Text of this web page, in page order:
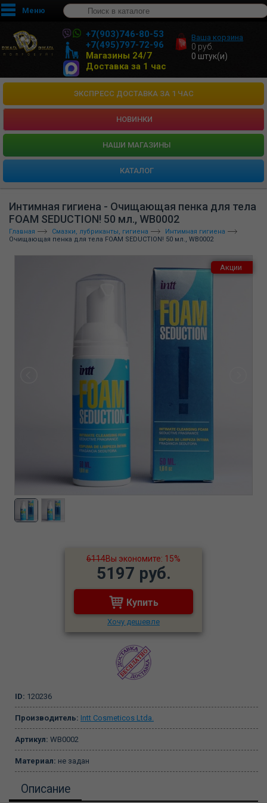
Меню
+7(903)746-80-53
+7(495)797-72-96
Магазины 24/7
Доставка за 1 час
Ваша корзина
0 руб.
0 штук(и)
ЭКСПРЕСС ДОСТАВКА ЗА 1 ЧАС
НОВИНКИ
HАШИ МАГАЗИНЫ
КАТАЛОГ
Интимная гигиена - Очищающая пенка для тела
FOAM SEDUCTION! 50 мл., WB0002
Главная Смазки, лубриканты, гигиена
Интимная гигиена
Очищающая пенка для тела FOAM SEDUCTION! 50 мл., WB0002
Акции
6114Вы экономите: 15%
5197 руб.
Купить
Хочу дешевле
ID: 120236
Производитель: Intt Cosmeticos Ltda.
Артикул: WB0002
Материал: не задан
Описание